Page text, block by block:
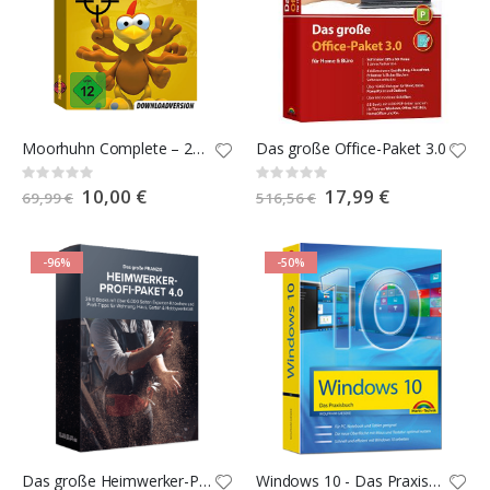
Moorhuhn Complete – 23 original Vollversionen
Rating:
0%
69,99 € Special
Price
10,00 €
Das große Office-Paket 3.0
Rating:
0%
516,56 € Special
Price
17,99 €
-96%
Das große Heimwerker-Profi-Paket 4.0
-50%
Windows 10 - Das Praxisbuch